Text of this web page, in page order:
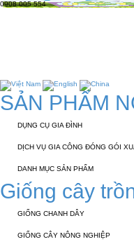
0908 005 554
SẢN PHẨM
DỤNG CỤ GIA ĐÌNH
DỊCH VỤ GIA CÔNG ĐÓNG GÓI
DANH MỤC SẢN PHẨM
Giống cây
GIỐNG CHANH DÂY
GIỐNG CÂY NÔNG NGHIỆP